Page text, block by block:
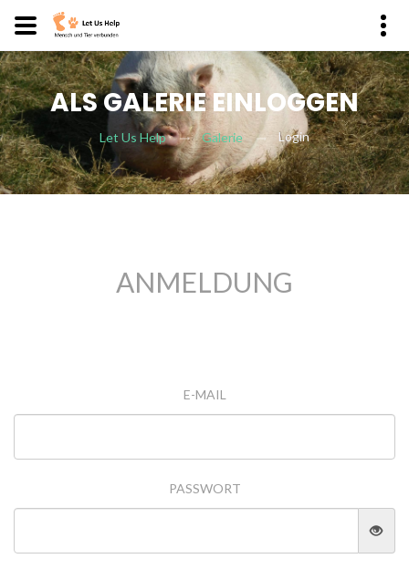
ALS GALERIE EINLOGGEN
Let Us Help Galerie Login
ANMELDUNG
E-MAIL
PASSWORT